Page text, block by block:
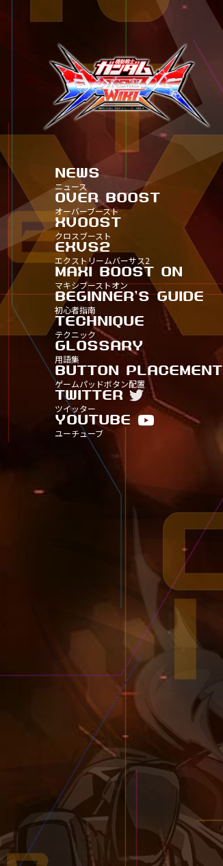
NEWS
ニュース
OVER BOOST
オーバーブースト
XVOOST
クロスブースト
EXVS2
エクストリームバーサス2
MAXI BOOST ON
マキシブーストオン
BEGINNER'S GUIDE
初心者指南
TECHNIQUE
テクニック
GLOSSARY
用語集
BUTTON PLACEMENT
ゲームパッドボタン配置
TWITTER
ツイッター
YOUTUBE
ユーチューブ